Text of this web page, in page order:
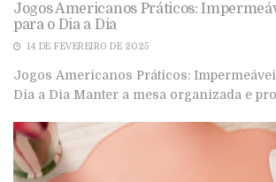
Jogos Americanos Práticos:
para o Dia a Dia
14 DE FEVEREIRO DE 2025
Jogos Americanos Práticos:
Dia a Dia Manter a mesa organizada e